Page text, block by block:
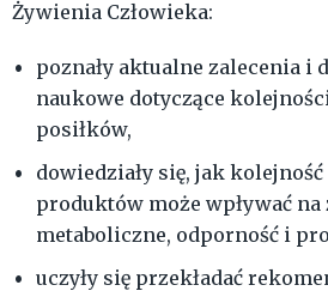
Żywienia Człowieka:
poznały aktualne zalecenia i
naukowe dotyczące
posiłków,
dowiedziały się, jak
produktów może wpływać
metaboliczne, odporność i
uczyły się przekładać